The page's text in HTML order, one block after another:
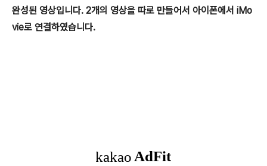
완성된 영상입니다. 2개의 영상을 따로 만들어서 아이폰에서 iMo
vie로 연결하였습니다.